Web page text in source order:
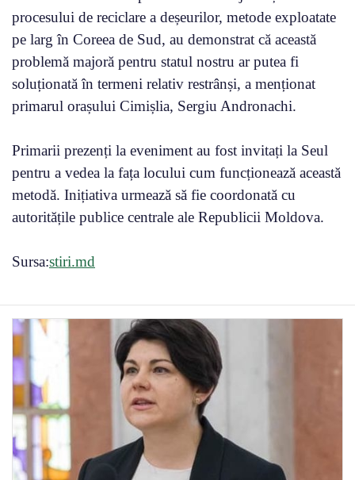
procesului de reciclare a deșeurilor, metode exploatate
pe larg în Coreea de Sud, au demonstrat că această
problemă majoră pentru statul nostru ar putea fi
soluționată în termeni relativ restrânși, a menționat
primarul orașului Cimișlia, Sergiu Andronachi.
Primarii prezenți la eveniment au fost invitați la Seul
pentru a vedea la fața locului cum funcționează această
metodă. Inițiativa urmează să fie coordonată cu
autoritățile publice centrale ale Republicii Moldova.
Sursa:stiri.md